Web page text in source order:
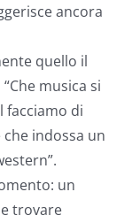
ancora
quello il
musica si
facciamo di
indossa un
un
trovare